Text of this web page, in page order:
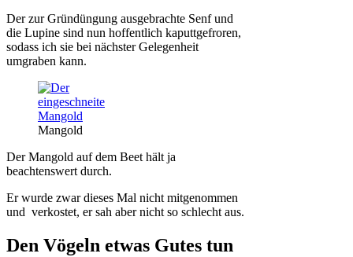
Der zur Gründüngung ausgebrachte Senf und
die Lupine sind nun hoffentlich kaputtgefroren,
sodass ich sie bei nächster Gelegenheit
umgraben kann.
Mangold
Der Mangold auf dem Beet hält ja
beachtenswert durch.
Er wurde zwar dieses Mal nicht mitgenommen
und verkostet, er sah aber nicht so schlecht aus.
Den Vögeln etwas Gutes tun